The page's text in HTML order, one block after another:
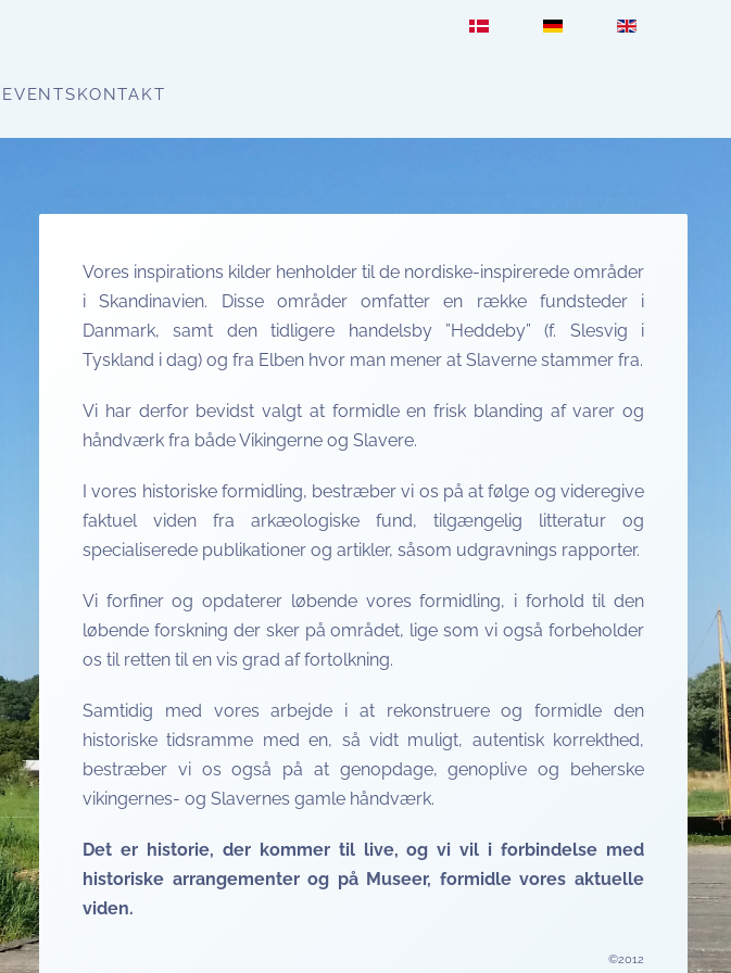
EVENTSKONTAKT
Vores inspirations kilder henholder til de nordiske-inspirerede områder
i Skandinavien. Disse områder omfatter en række fundsteder i
Danmark, samt den tidligere handelsby ”Heddeby” (f. Slesvig i
Tyskland i dag) og fra Elben hvor man mener at Slaverne stammer fra.
Vi har derfor bevidst valgt at formidle en frisk blanding af varer og
håndværk fra både Vikingerne og Slavere.
I vores historiske formidling, bestræber vi os på at følge og videregive
faktuel viden fra arkæologiske fund, tilgængelig litteratur og
specialiserede publikationer og artikler, såsom udgravnings rapporter.
Vi forfiner og opdaterer løbende vores formidling, i forhold til den
løbende forskning der sker på området, lige som vi også forbeholder
os til retten til en vis grad af fortolkning.
Samtidig med vores arbejde i at rekonstruere og formidle den
historiske tidsramme med en, så vidt muligt, autentisk korrekthed,
bestræber vi os også på at genopdage, genoplive og beherske
vikingernes- og Slavernes gamle håndværk.
Det er historie, der kommer til live, og vi vil i forbindelse med
historiske arrangementer og på Museer, formidle vores aktuelle
viden.
©2012